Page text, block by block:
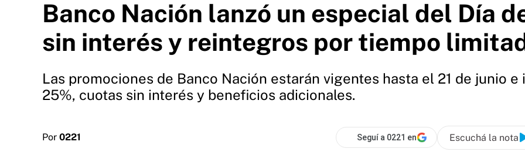
Banco Nación lanzó un especial del Día
sin interés y reintegros por tiempo
Las promociones de Banco Nación estarán vigentes hasta el 21 de junio
25%, cuotas sin interés y beneficios adicionales.
Por 0221 Seguí a 0221 en Escuchá la nota